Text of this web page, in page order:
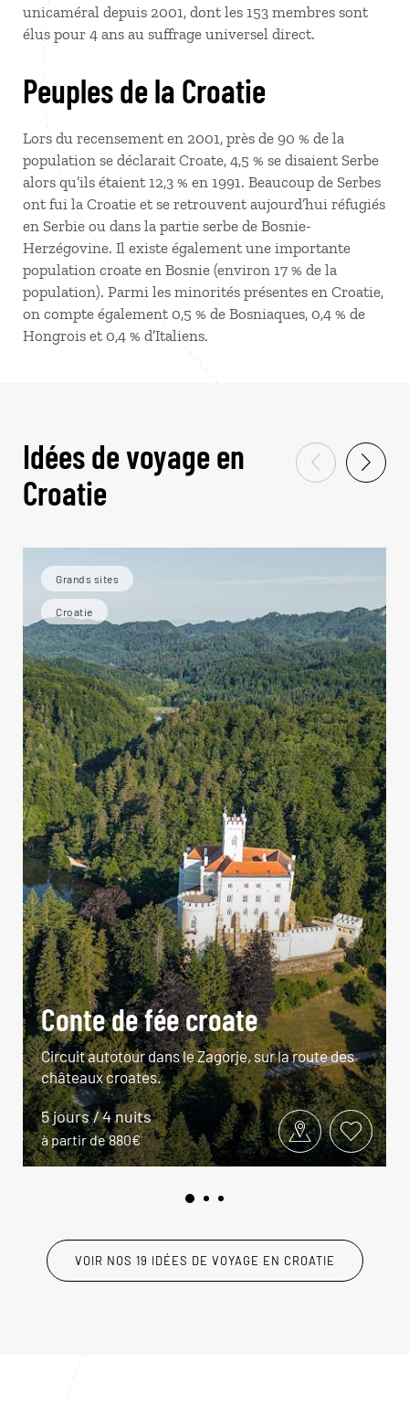
unicaméral depuis 2001, dont les 153 membres sont
élus pour 4 ans au suffrage universel direct.
Peuples de la Croatie
Lors du recensement en 2001, près de 90 % de la
population se déclarait Croate, 4,5 % se disaient Serbe
alors qu’ils étaient 12,3 % en 1991. Beaucoup de Serbes
ont fui la Croatie et se retrouvent aujourd’hui réfugiés
en Serbie ou dans la partie serbe de Bosnie-
Herzégovine. Il existe également une importante
population croate en Bosnie (environ 17 % de la
population). Parmi les minorités présentes en Croatie,
on compte également 0,5 % de Bosniaques, 0,4 % de
Hongrois et 0,4 % d’Italiens.
Idées de voyage en
Croatie
Grands sites
Croatie
Conte de fée croate
Circuit autotour dans le Zagorje, sur la route des
châteaux croates.
5 jours / 4 nuits
à partir de 880€
VOIR NOS 19 IDÉES DE VOYAGE EN CROATIE